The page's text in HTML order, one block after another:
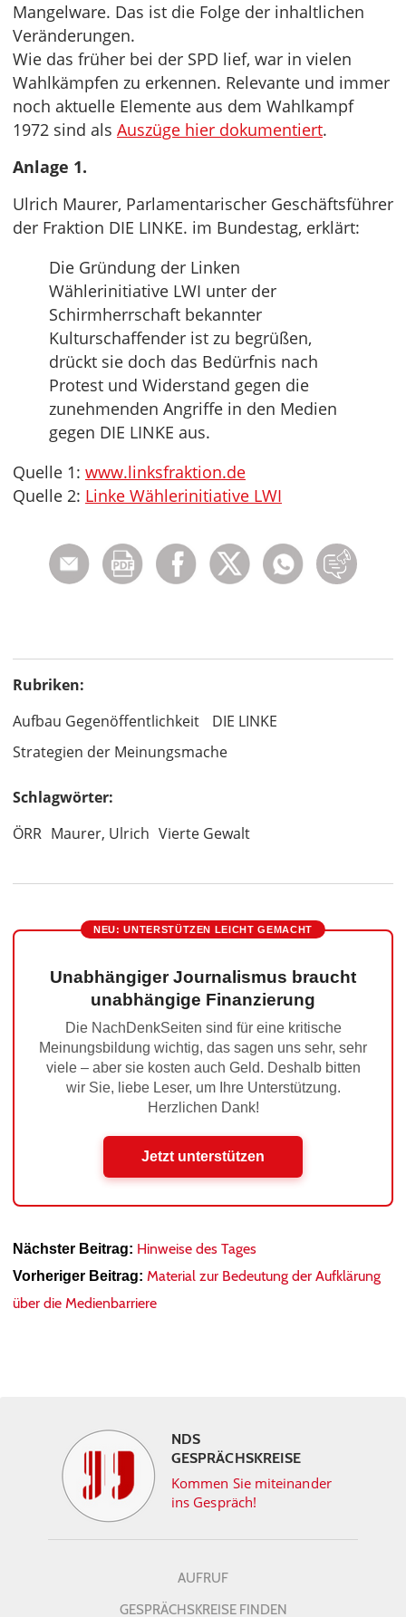
Mangelware. Das ist die Folge der inhaltlichen
Veränderungen.
Wie das früher bei der SPD lief, war in vielen
Wahlkämpfen zu erkennen. Relevante und immer
noch aktuelle Elemente aus dem Wahlkampf
1972 sind als Auszüge hier dokumentiert.
Anlage 1.
Ulrich Maurer, Parlamentarischer Geschäftsführer
der Fraktion DIE LINKE. im Bundestag, erklärt:
Die Gründung der Linken
Wählerinitiative LWI unter der
Schirmherrschaft bekannter
Kulturschaffender ist zu begrüßen,
drückt sie doch das Bedürfnis nach
Protest und Widerstand gegen die
zunehmenden Angriffe in den Medien
gegen DIE LINKE aus.
Quelle 1: www.linksfraktion.de
Quelle 2: Linke Wählerinitiative LWI
Rubriken:
Aufbau Gegenöffentlichkeit
DIE LINKE
Strategien der Meinungsmache
Schlagwörter:
ÖRR Maurer, Ulrich Vierte Gewalt
NEU: UNTERSTÜTZEN LEICHT GEMACHT
Unabhängiger Journalismus braucht
unabhängige Finanzierung
Die NachDenkSeiten sind für eine kritische
Meinungsbildung wichtig, das sagen uns sehr, sehr
viele – aber sie kosten auch Geld. Deshalb bitten
wir Sie, liebe Leser, um Ihre Unterstützung.
Herzlichen Dank!
Jetzt unterstützen
Nächster Beitrag: Hinweise des Tages
Vorheriger Beitrag: Material zur Bedeutung der Aufklärung
über die Medienbarriere
NDS
GESPRÄCHSKREISE
Kommen Sie miteinander
ins Gespräch!
AUFRUF
GESPRÄCHSKREISE FINDEN